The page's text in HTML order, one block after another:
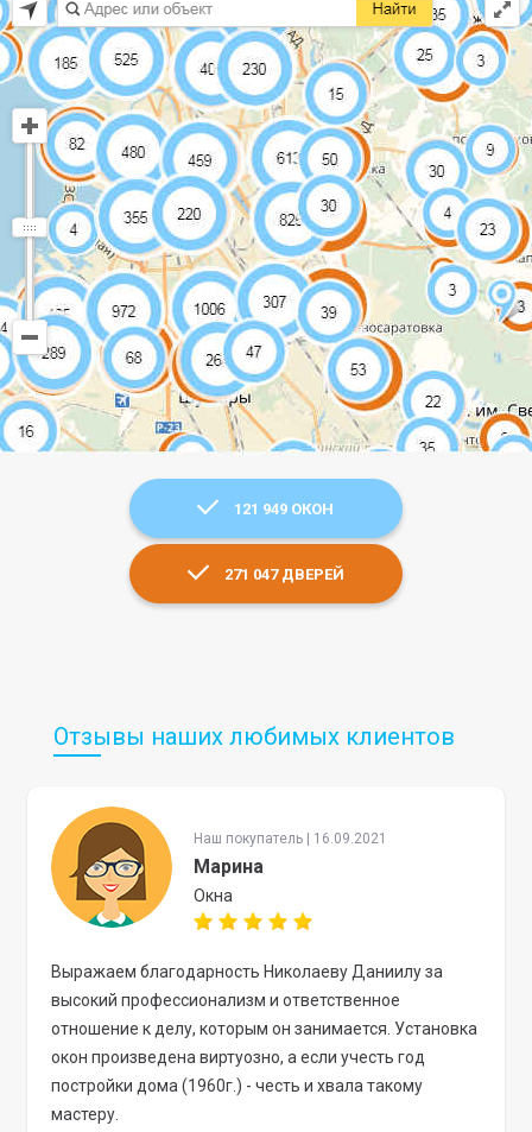
121 949 ОКОН
271 047 ДВЕРЕЙ
Отзывы наших любимых клиентов
Наш покупатель | 16.09.2021
Марина
Окна
Выражаем благодарность Николаеву Даниилу за
высокий профессионализм и ответственное
отношение к делу, которым он занимается. Установка
окон произведена виртуозно, а если учесть год
постройки дома (1960г.) - честь и хвала такому
мастеру.